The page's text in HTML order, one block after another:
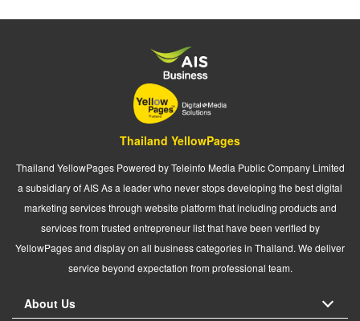
Thailand YellowPages
Thailand YellowPages Powered by Teleinfo Media Public Company Limited
a subsidiary of AIS As a leader who never stops developing the best digital
marketing services through website platform that including products and
services from trusted entrepreneur list that have been verified by
YellowPages and display on all business categories in Thailand. We deliver
service beyond expectation from professional team.
About Us